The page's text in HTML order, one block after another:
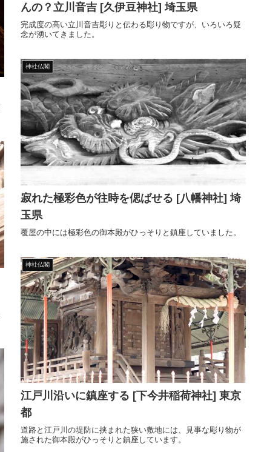
んの？立川音吉 [久伊豆神社] 埼玉県
完成度の高い立川音吉彫りと伝わる彫り物ですが、いろいろ疑
念が湧いてきました。
神社仏閣
寂れた極彩色が往時を偲ばせる [八幡神社] 埼
玉県
覆屋の中には極彩色の御本殿がひっそりと鎮座していました。
神社仏閣
江戸川沿いに鎮座する [下今井稲荷神社] 東京
都
道路と江戸川の堤防に挟まれた狭い敷地には、見事な彫り物が
施された御本殿がひっそりと鎮座しています。